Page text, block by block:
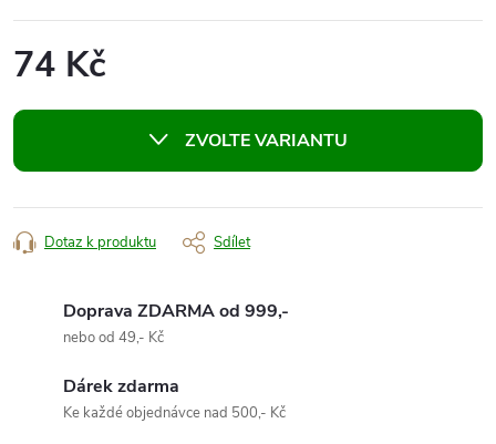
74 Kč
cena:
ZVOLTE VARIANTU
Dotaz k produktu Sdílet
Doprava ZDARMA od 999,-
nebo od 49,- Kč
Dárek zdarma
Ke každé objednávce nad 500,- Kč